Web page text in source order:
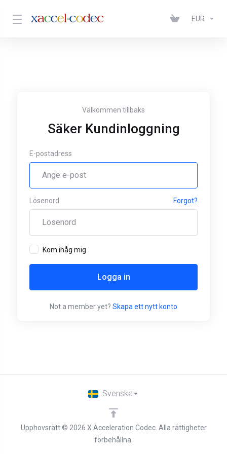
EUR
Välkommen tillbaks
Säker Kundinloggning
E-postadress
Lösenord Forgot?
Kom ihåg mig
Logga in
Not a member yet? Skapa ett nytt konto
Upphovsrätt © 2026 X Acceleration Codec. Alla rättigheter
förbehållna.
Svenska